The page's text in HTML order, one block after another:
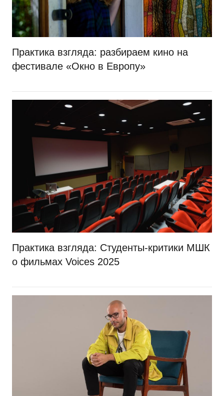
Практика взгляда: разбираем кино на
фестивале «Окно в Европу»
Практика взгляда: Студенты-критики МШК
о фильмах Voices 2025